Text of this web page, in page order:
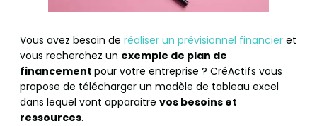
Vous avez besoin de réaliser un prévisionnel financier et
vous recherchez un exemple de plan de
financement pour votre entreprise ? CréActifs vous
propose de télécharger un modèle de tableau excel
dans lequel vont apparaitre vos besoins et
ressources.